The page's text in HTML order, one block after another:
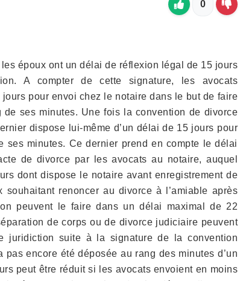
0
époux ont un délai de réflexion légal de 15 jours
A compter de cette signature, les avocats
jours pour envoi chez le notaire dans le but de faire
de ses minutes. Une fois la convention de divorce
dispose lui-même d’un délai de 15 jours pour
ses minutes. Ce dernier prend en compte le délai
de divorce par les avocats au notaire, auquel
dont dispose le notaire avant enregistrement de
souhaitant renoncer au divorce à l’amiable après
peuvent le faire dans un délai maximal de 22
de corps ou de divorce judiciaire peuvent
juridiction suite à la signature de la convention
pas encore été déposée au rang des minutes d’un
peut être réduit si les avocats envoient en moins